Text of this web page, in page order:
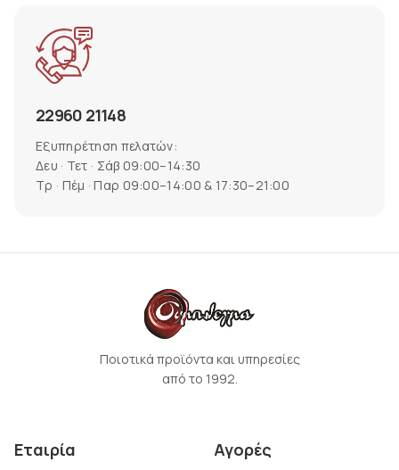
22960 21148
Εξυπηρέτηση πελατών:
Δευ · Τετ · Σάβ 09:00–14:30
Τρ · Πέμ · Παρ 09:00–14:00 & 17:30–21:00
Ποιοτικά προϊόντα και υπηρεσίες
από το 1992.
Εταιρία Αγορές